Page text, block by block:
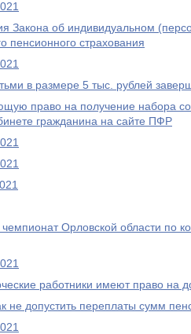
Закона об индивидуальном
пенсионного страхования
в размере 5 тыс. рублей
право на получение набора
гражданина на сайте ПФР
Орловской области по
работники имеют право на
не допустить переплаты сумм